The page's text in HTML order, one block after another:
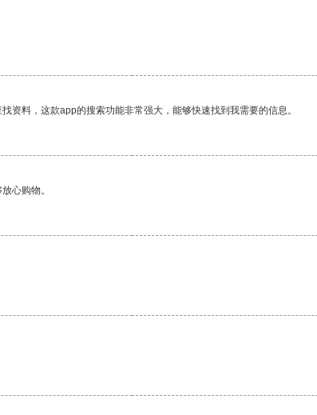
资料，这款app的搜索功能非常强大，能够快速找到我需要的信息。
心购物。